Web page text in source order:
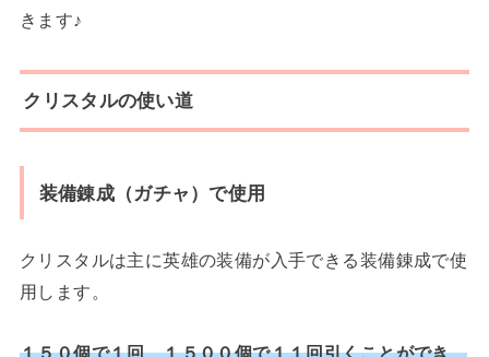
きます♪
クリスタルの使い道
装備錬成（ガチャ）で使用
クリスタルは主に英雄の装備が入手できる装備錬成で使
用します。
１５０個で１回、１５００個で１１回引くことができ、